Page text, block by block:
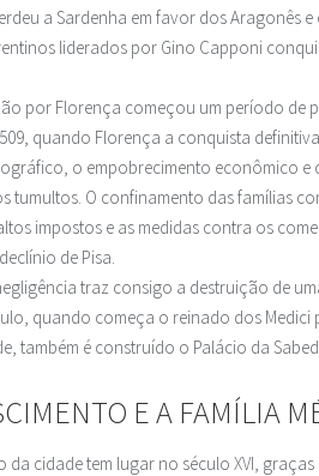
a Sardenha em favor dos Aragonês
liderados por Gino Capponi
por Florença começou um período de
quando Florença a conquista
o empobrecimento econômico e
tumultos. O confinamento das famílias
impostos e as medidas contra os
de Pisa.
traz consigo a destruição de
quando começa o reinado dos
também é construído o Palácio da
E A FAMÍLIA
da cidade tem lugar no século XVI,